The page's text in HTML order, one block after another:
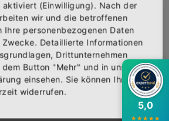
IN DEN WARENKORB
DIE WUNSCHLISTE
unseren Newsletter
News über neue
einen 10% Gutschein für
5,0
★★★★★
aktiviert (Einwilligung). Nach der
wir und die betroffenen
Ihre personenbezogenen Daten
Detaillierte Informationen
Drittunternehmen
Button "Mehr" und in unserer
einsehen. Sie können Ihre
widerrufen.